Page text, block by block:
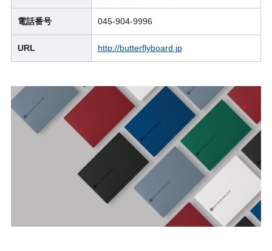
電話番号 045-904-9996
URL http://butterflyboard.jp